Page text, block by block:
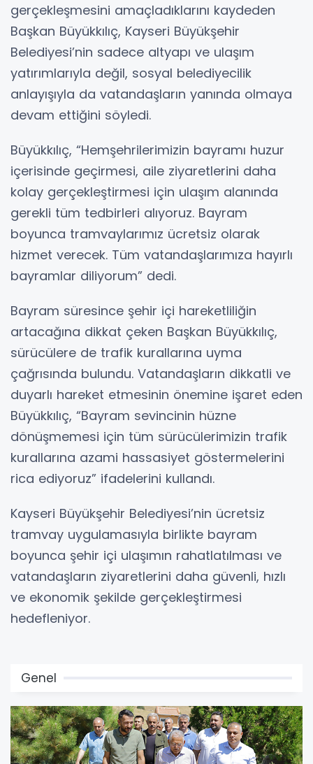
gerçekleşmesini amaçladıklarını kaydeden
Başkan Büyükkılıç, Kayseri Büyükşehir
Belediyesi’nin sadece altyapı ve ulaşım
yatırımlarıyla değil, sosyal belediyecilik
anlayışıyla da vatandaşların yanında olmaya
devam ettiğini söyledi.
Büyükkılıç, “Hemşehrilerimizin bayramı huzur
içerisinde geçirmesi, aile ziyaretlerini daha
kolay gerçekleştirmesi için ulaşım alanında
gerekli tüm tedbirleri alıyoruz. Bayram
boyunca tramvaylarımız ücretsiz olarak
hizmet verecek. Tüm vatandaşlarımıza hayırlı
bayramlar diliyorum” dedi.
Bayram süresince şehir içi hareketliliğin
artacağına dikkat çeken Başkan Büyükkılıç,
sürücülere de trafik kurallarına uyma
çağrısında bulundu. Vatandaşların dikkatli ve
duyarlı hareket etmesinin önemine işaret eden
Büyükkılıç, “Bayram sevincinin hüzne
dönüşmemesi için tüm sürücülerimizin trafik
kurallarına azami hassasiyet göstermelerini
rica ediyoruz” ifadelerini kullandı.
Kayseri Büyükşehir Belediyesi’nin ücretsiz
tramvay uygulamasıyla birlikte bayram
boyunca şehir içi ulaşımın rahatlatılması ve
vatandaşların ziyaretlerini daha güvenli, hızlı
ve ekonomik şekilde gerçekleştirmesi
hedefleniyor.
Genel